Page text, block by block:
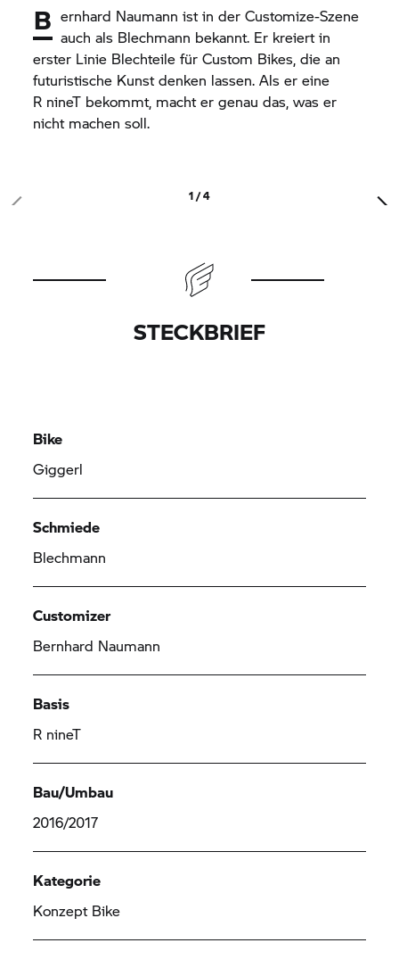
B ernhard Naumann ist in der Customize-Szene
auch als Blechmann bekannt. Er kreiert in
erster Linie Blechteile für Custom Bikes, die an
futuristische Kunst denken lassen. Als er eine
R nineT bekommt, macht er genau das, was er
nicht machen soll.
1 / 4
STECKBRIEF
Bike
Giggerl
Schmiede
Blechmann
Customizer
Bernhard Naumann
Basis
R nineT
Bau/Umbau
2016/2017
Kategorie
Konzept Bike